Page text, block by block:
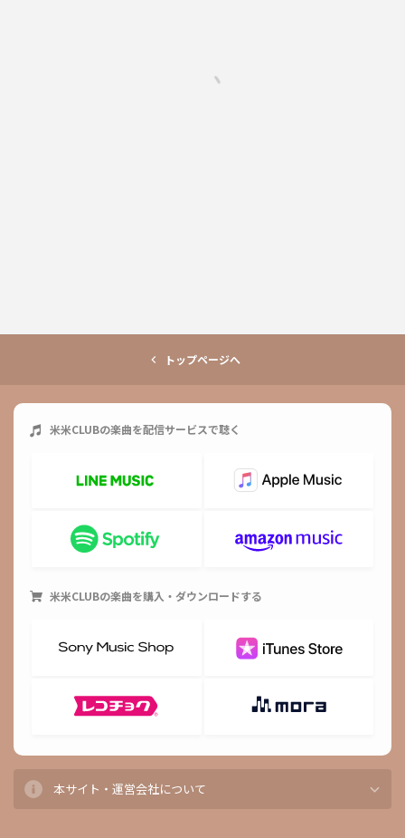
トップページへ
米米CLUBの楽曲を配信サービスで聴く
米米CLUBの楽曲を購入・ダウンロードする
本サイト・運営会社について